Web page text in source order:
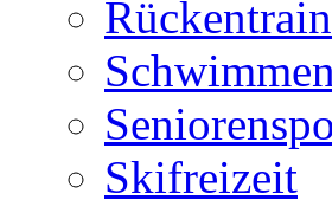
Schwimmen
Skifreizeit